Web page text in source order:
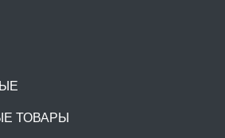
ТОВАРЫ